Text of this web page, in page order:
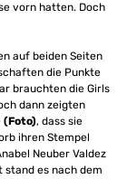
vorn hatten. Doch
auf beiden Seiten
die Punkte
brauchten die Girls
dann zeigten
(Foto), dass sie
ihren Stempel
Neuber Valdez
stand es nach dem